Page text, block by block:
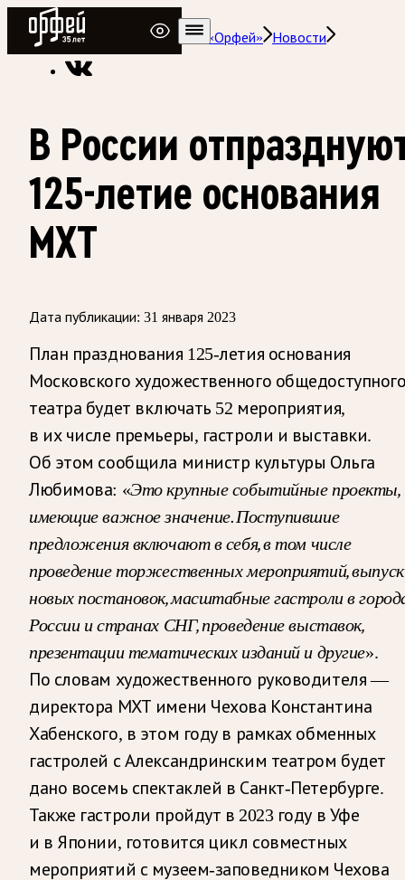
Радио Орфей
Радио классической музыки «Орфей»
Новости
В России
125-летие основания
МХТ
Дата публикации: 31 января 2023
План празднования 125-летия основания
Московского художественного
театра будет включать 52 мероприятия,
в их числе премьеры, гастроли и выставки.
Об этом сообщила министр культуры Ольга
Любимова: «Это крупные событийные проекты,
имеющие важное значение. Поступившие
предложения включают в себя, в том числе
проведение торжественных мероприятий, выпуск
новых постановок, масштабные гастроли в
России и странах СНГ, проведение выставок,
презентации тематических изданий и другие».
По словам художественного руководителя —
директора МХТ имени Чехова Константина
Хабенского, в этом году в рамках обменных
гастролей с Александринским театром будет
дано восемь спектаклей в Санкт-Петербурге.
Также гастроли пройдут в 2023 году в Уфе
и в Японии, готовится цикл совместных
мероприятий с музеем-заповедником Чехова